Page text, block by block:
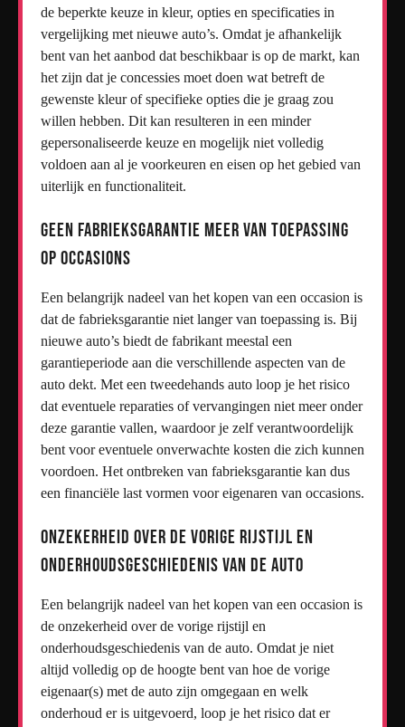
de beperkte keuze in kleur, opties en specificaties in
vergelijking met nieuwe auto’s. Omdat je afhankelijk
bent van het aanbod dat beschikbaar is op de markt, kan
het zijn dat je concessies moet doen wat betreft de
gewenste kleur of specifieke opties die je graag zou
willen hebben. Dit kan resulteren in een minder
gepersonaliseerde keuze en mogelijk niet volledig
voldoen aan al je voorkeuren en eisen op het gebied van
uiterlijk en functionaliteit.
Geen fabrieksgarantie meer van toepassing
op occasions
Een belangrijk nadeel van het kopen van een occasion is
dat de fabrieksgarantie niet langer van toepassing is. Bij
nieuwe auto’s biedt de fabrikant meestal een
garantieperiode aan die verschillende aspecten van de
auto dekt. Met een tweedehands auto loop je het risico
dat eventuele reparaties of vervangingen niet meer onder
deze garantie vallen, waardoor je zelf verantwoordelijk
bent voor eventuele onverwachte kosten die zich kunnen
voordoen. Het ontbreken van fabrieksgarantie kan dus
een financiële last vormen voor eigenaren van occasions.
Onzekerheid over de vorige rijstijl en
onderhoudsgeschiedenis van de auto
Een belangrijk nadeel van het kopen van een occasion is
de onzekerheid over de vorige rijstijl en
onderhoudsgeschiedenis van de auto. Omdat je niet
altijd volledig op de hoogte bent van hoe de vorige
eigenaar(s) met de auto zijn omgegaan en welk
onderhoud er is uitgevoerd, loop je het risico dat er